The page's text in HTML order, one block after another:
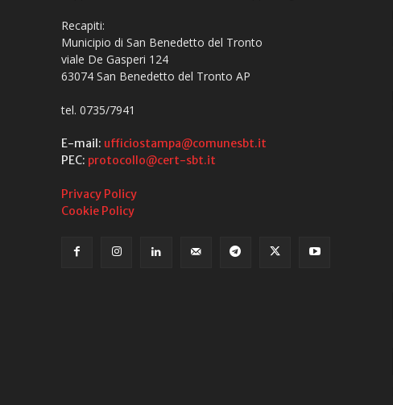
Recapiti:
Municipio di San Benedetto del Tronto
viale De Gasperi 124
63074 San Benedetto del Tronto AP
tel. 0735/7941
E-mail: ufficiostampa@comunesbt.it
PEC: protocollo@cert-sbt.it
Privacy Policy
Cookie Policy